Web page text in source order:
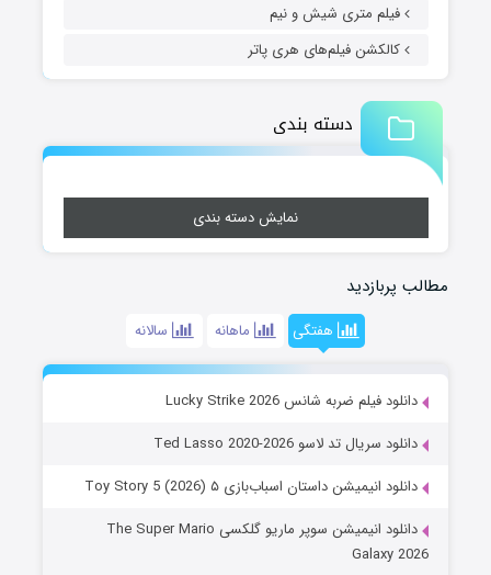
فیلم متری شیش و نیم
کالکشن فیلم‌های هری پاتر
دسته بندی
نمایش دسته بندی
مطالب پربازدید
هفتگی ماهانه سالانه
دانلود فیلم ضربه شانس Lucky Strike 2026
دانلود سریال تد لاسو Ted Lasso 2020-2026
دانلود انیمیشن داستان اسباب‌بازی ۵ Toy Story 5 (2026)
دانلود انیمیشن سوپر ماریو گلکسی The Super Mario
Galaxy 2026